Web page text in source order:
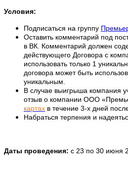
Условия:
Подписаться на группу
Оставить комментарий под
в ВК. Комментарий должен
действующего Договора с
использовать только 1
договора может быть
уникальным.
В случае выигрыша компания
отзыв о компании ООО
картах в течение 3-х дней
Набраться терпения и
Даты проведения: с 23 по 30 июня